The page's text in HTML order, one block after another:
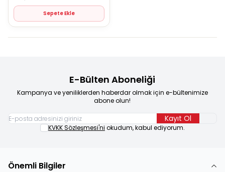
Sepete Ekle
E-Bülten Aboneliği
Kampanya ve yeniliklerden haberdar olmak için e-bültenimize
abone olun!
Kayıt Ol
KVKK Sözleşmesi'ni okudum, kabul ediyorum.
Önemli Bilgiler